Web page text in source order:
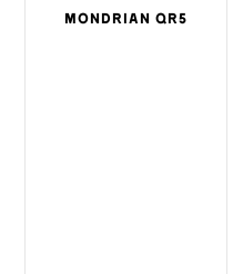
MONDRIAN QR5